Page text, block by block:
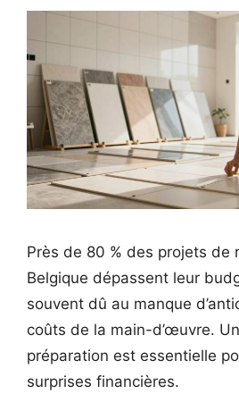
Près de 80 % des projets de
Belgique dépassent leur
souvent dû au manque
coûts de la main-d’œuvre.
préparation est essentielle
surprises financières.